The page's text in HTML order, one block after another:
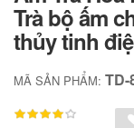
Trà bộ ấm
thủy tinh
MÃ SẢN PHẨM: TD-